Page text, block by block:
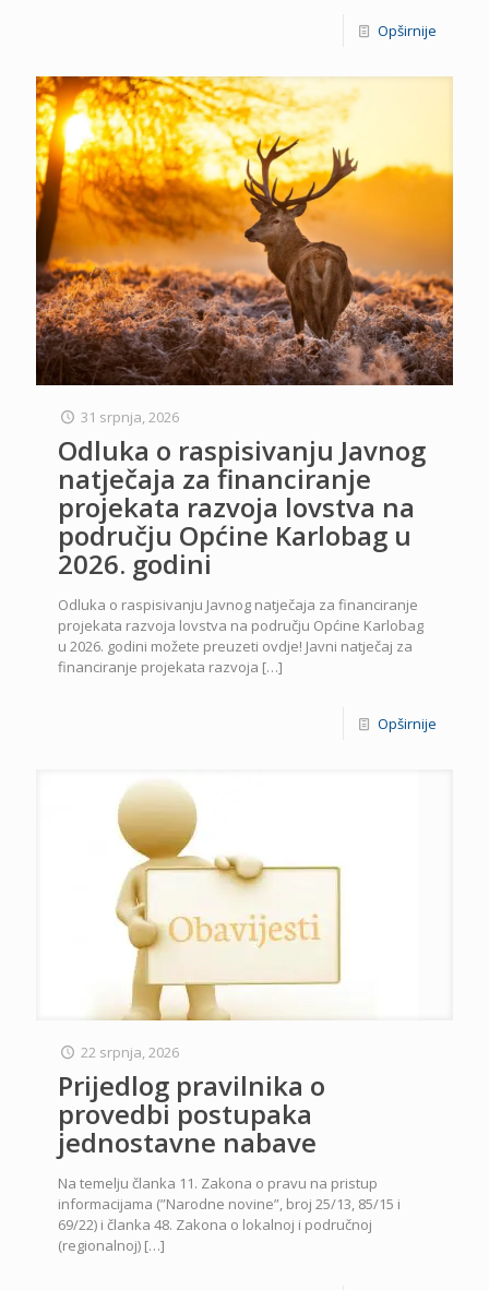
Opširnije
31 srpnja, 2026
Odluka o raspisivanju Javnog
natječaja za financiranje
projekata razvoja lovstva na
području Općine Karlobag u
2026. godini
Odluka o raspisivanju Javnog natječaja za financiranje
projekata razvoja lovstva na području Općine Karlobag
u 2026. godini možete preuzeti ovdje! Javni natječaj za
financiranje projekata razvoja […]
Opširnije
22 srpnja, 2026
Prijedlog pravilnika o
provedbi postupaka
jednostavne nabave
Na temelju članka 11. Zakona o pravu na pristup
informacijama (”Narodne novine”, broj 25/13, 85/15 i
69/22) i članka 48. Zakona o lokalnoj i područnoj
(regionalnoj) […]